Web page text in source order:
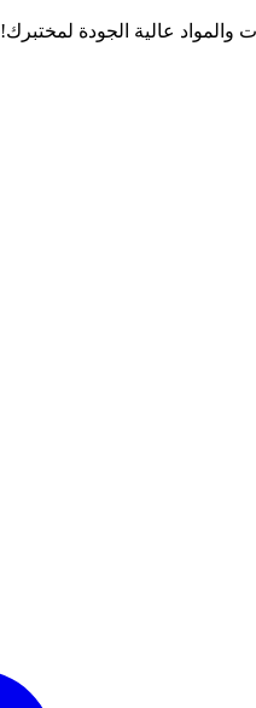
والمواد عالية الجودة لمختبرك!